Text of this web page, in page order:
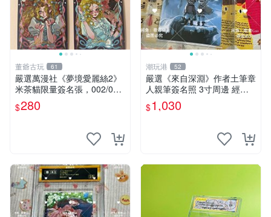
董爺古玩 61
嚴選萬漫社《夢境愛麗絲2》
米茶貓限量簽名張，002/003
珍藏版，首賣難得機會 夢境
愛麗絲 米茶貓 限量簽名
$280
潮玩港 52
嚴選《來自深淵》作者土筆章
人親筆簽名照 3寸周邊 經典
卡磚 相片拍賣 深淵 Made in
Abyss 土筆章人 照片
$1,030